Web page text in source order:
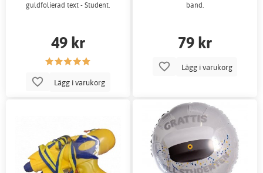
guldfolierad text - Student.
49 kr
Lägg i varukorg
band.
79 kr
Lägg i varukorg